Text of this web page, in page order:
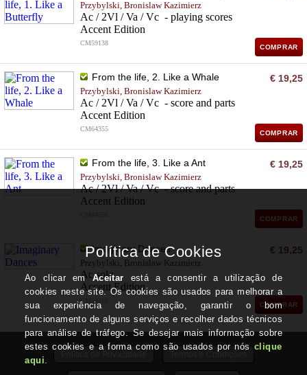
Przybylski, Bronislaw Kazimierz
Ac / 2Vl / Va / Vc - playing scores
Accent Edition
CM59138
COMPRAR
From the life, 2. Like a Whale
Przybylski, Bronislaw Kazimierz
Ac / 2Vl / Va / Vc - score and parts
Accent Edition
CM64355
€ 19,25
COMPRAR
From the life, 3. Like a Ant
Przybylski, Bronislaw Kazimierz
Ac / 2Vl / Va / Vc - score and parts
Accent Edition
€ 19,25
COMPRAR
Imaginary Dances
Przybylski, Bronislaw Kazimierz
Ac solo
Accent Edition
CM64310
€ 19,25
COMPRAR
Termos e Condições